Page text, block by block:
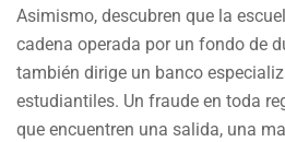
Asimismo, descubren que la escue
cadena operada por un fondo de
también dirige un banco
estudiantiles. Un fraude en toda
que encuentren una salida, una